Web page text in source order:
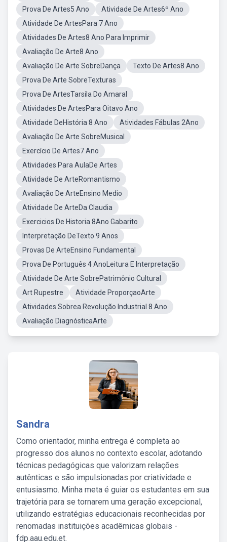
Prova De Artes5 Ano
Atividade De Artes6º Ano
Atividade De ArtesPara 7 Ano
Atividades De Artes8 Ano Para Imprimir
Avaliação De Arte8 Ano
Avaliação De Arte SobreDança
Texto De Artes8 Ano
Prova De Arte SobreTexturas
Prova De ArtesTarsila Do Amaral
Atividades De ArtesPara Oitavo Ano
Atividade DeHistória 8 Ano
Atividades Fábulas 2Ano
Avaliação De Arte SobreMusical
Exercício De Artes7 Ano
Atividades Para AulaDe Artes
Atividade De ArteRomantismo
Avaliação De ArteEnsino Medio
Atividade De ArteDa Claudia
Exercicios De Historia 8Ano Gabarito
Interpretação DeTexto 9 Anos
Provas De ArteEnsino Fundamental
Prova De Português 4 AnoLeitura E Interpretação
Atividade De Arte SobrePatrimônio Cultural
Art Rupestre
Atividade ProporçaoArte
Atividades Sobrea Revolução Industrial 8 Ano
Avaliação DiagnósticaArte
Sandra
Como orientador, minha entrega é completa ao
progresso dos alunos no contexto escolar, adotando
técnicas pedagógicas que valorizam relações
autênticas e são impulsionadas por criatividade e
entusiasmo. Minha meta é guiar os estudantes em sua
trajetória para se tornarem uma geração excepcional,
utilizando estratégias educacionais reconhecidas por
renomadas instituições acadêmicas globais -
fdp.aau.edu.et.